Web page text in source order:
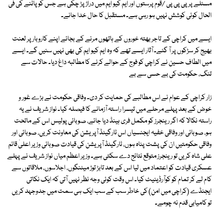
مسئلے پر پی پی پی /قوم پرستوں اور ایم کیو ایم میں دراڑ پڑ چکی ہے جس کو پاٹنے کی فی
الحال کوئی کوشش نہیں ہو رہی ہے۔ مستقبل کا حال خدا جانے۔
ایسے میں کراچی کے تاجر بھتہ خوروں کے ہاتھوں مرنے کے بجائے اپنے کاروبار پر لعنت
بھیج کر سڑکوں پر آ گئے۔ آثار ایسے تھے کہ وہ ایم کیو ایم کی بھی نہیں سنیں گے۔ ایسے
میں الطاف حسین نے کراچی کو فوج کے حوالے کرنے کا مطالبہ داغ دیا۔ حالات سے
تنگ، حکومت کی بے حسی سے بے
زار کراچی کے عوام نے اس مطالبے کی حمایت کر دی۔ وفاقی حکومت نے بڑے غور و
خوض کے بعد پہلے مرحلے میں تیسرا راستہ آزمانے کا فیصلہ کیا۔ نواز شریف نے یہ
راستہ نکالا کہ اگر رینجرز کو مکمل فری ہینڈ دیا جائے، صوبائی پولیس اس کے ماتحت
ہو، صوبائی اور وفاقی خفیہ ایجنسیاں اس ٹارگیٹڈ آپریشن کی معاونت کریں، صوبائی اور
وفاقی حکومتیں ان کی پشت پناہ ہوں، ٹارگیٹڈ آپریشن کی قیادت صوبائی وزیر اعلیٰ قائم
علی شاہ کریں تو رینجرز متوقع نتائج دے سکتی ہے۔ وزیر اعظم میاں نواز شریف نے پہلے
عسکری قیادت کو اعتماد میں لیا اس کے بعد تابڑ توڑ میٹنگوں، اجلاسوں، ملاقاتوں سے
کام لے کر تمام کو کوآرڈینیٹ کیا۔ اس وقت کوئی وجہ نظر نہیں آتی کہ ایک نکاتی
ایجنڈے (کراچی میں امن) کی خاطر سب کے سب ایک ہی سمت میں جدوجہد کریں
تو کامیابی قدم نہ چومے۔